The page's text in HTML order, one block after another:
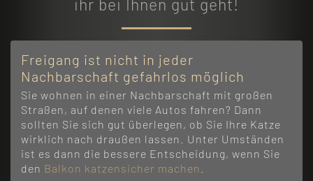
ihr bei Ihnen gut geht!
Freigang ist nicht in jeder
Nachbarschaft gefahrlos möglich
Sie wohnen in einer Nachbarschaft mit großen
Straßen, auf denen viele Autos fahren? Dann
sollten Sie sich gut überlegen, ob Sie Ihre Katze
wirklich nach draußen lassen. Unter Umständen
ist es dann die bessere Entscheidung, wenn Sie
den Balkon katzensicher machen